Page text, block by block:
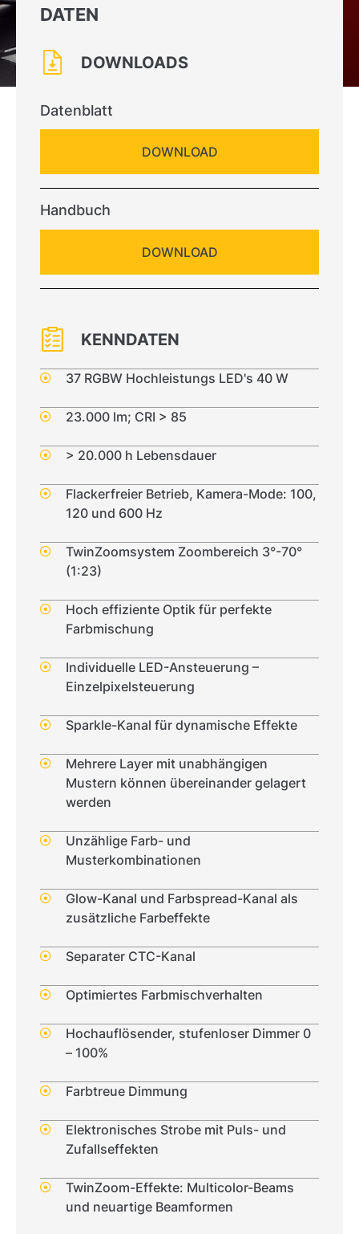
DATEN
DOWNLOADS
Datenblatt
DOWNLOAD
Handbuch
DOWNLOAD
KENNDATEN
37 RGBW Hochleistungs LED's 40 W
23.000 lm; CRI > 85
> 20.000 h Lebensdauer
Flackerfreier Betrieb, Kamera-Mode: 100,
120 und 600 Hz
TwinZoomsystem Zoombereich 3°-70°
(1:23)
Hoch effiziente Optik für perfekte
Farbmischung
Individuelle LED-Ansteuerung –
Einzelpixelsteuerung
Sparkle-Kanal für dynamische Effekte
Mehrere Layer mit unabhängigen
Mustern können übereinander gelagert
werden
Unzählige Farb- und
Musterkombinationen
Glow-Kanal und Farbspread-Kanal als
zusätzliche Farbeffekte
Separater CTC-Kanal
Optimiertes Farbmischverhalten
Hochauflösender, stufenloser Dimmer 0
– 100%
Farbtreue Dimmung
Elektronisches Strobe mit Puls- und
Zufallseffekten
TwinZoom-Effekte: Multicolor-Beams
und neuartige Beamformen